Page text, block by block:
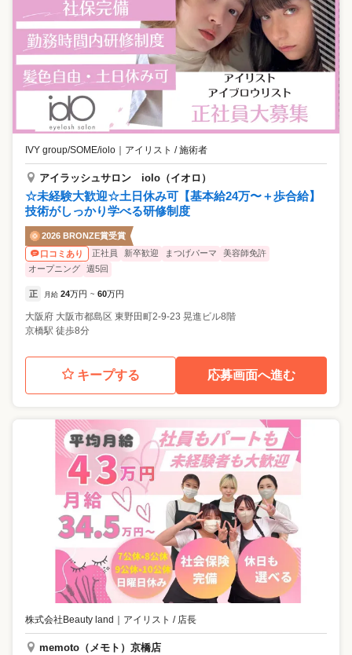
IVY group/SOME/iolo アイリスト / 施術者
アイラッシュサロン iolo（イオロ）
☆未経験大歓迎☆土日休み可【基本給24万〜＋歩合給】
技術がしっかり学べる研修制度
2026 BRONZE賞受賞
口コミあり
正社員 新卒歓迎 まつげパーマ
美容師免許
オープニング
週5回
正 月給 24万円 ~ 60万円
大阪府 大阪市都島区 東野田町2-9-23 晃進ビル8階
京橋駅 徒歩8分
キープする 応募画面へ進む
株式会社Beauty land アイリスト / 店長
memoto（メモト）京橋店